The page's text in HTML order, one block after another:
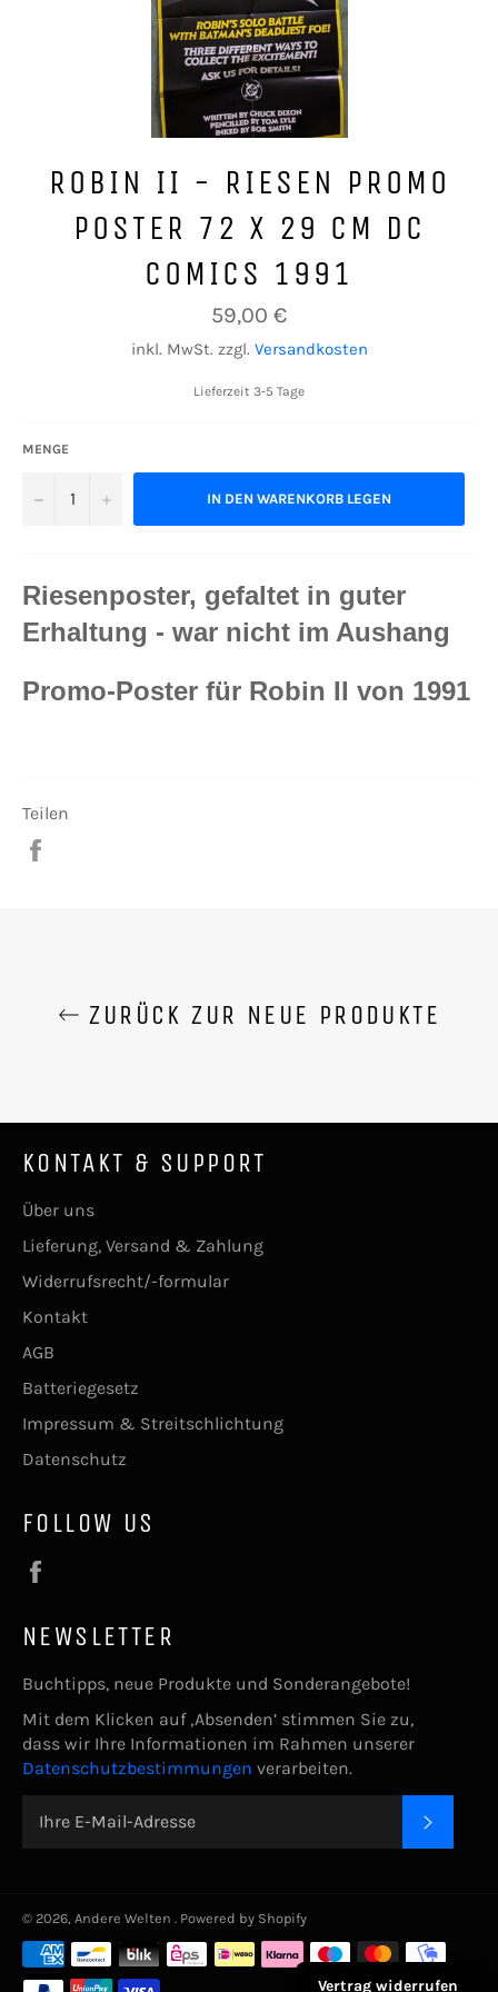
ROBIN II - RIESEN PROMO
POSTER 72 X 29 CM DC
COMICS 1991
Normaler
Preis
59,00 €
inkl. MwSt. zzgl. Versandkosten
Lieferzeit 3-5 Tage
MENGE
− + IN DEN WARENKORB LEGEN
Riesenposter, gefaltet in guter
Erhaltung - war nicht im Aushang
Promo-Poster für Robin II von 1991
Teilen
ZURÜCK ZUR NEUE PRODUKTE
KONTAKT & SUPPORT
Über uns
Lieferung, Versand & Zahlung
Widerrufsrecht/-formular
Kontakt
AGB
Batteriegesetz
Impressum & Streitschlichtung
Datenschutz
FOLLOW US
NEWSLETTER
Buchtipps, neue Produkte und Sonderangebote!
Mit dem Klicken auf ‚Absenden’ stimmen Sie zu,
dass wir Ihre Informationen im Rahmen unserer
Datenschutzbestimmungen verarbeiten.
© 2026, Andere Welten . Powered by Shopify
Zahlungsarten
Vertrag widerrufen